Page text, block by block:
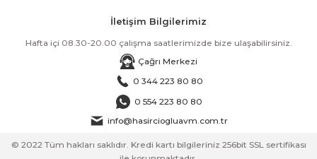
İletişim Bilgilerimiz
Hafta içi 08.30-20.00 çalışma saatlerimizde bize ulaşabilirsiniz.
Çağrı Merkezi
0 344 223 80 80
0 554 223 80 80
info@hasirciogluavm.com.tr
© 2022 Tüm hakları saklıdır. Kredi kartı bilgileriniz 256bit SSL sertifikası